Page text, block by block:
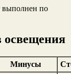
выполнен по
освещения
Минусы